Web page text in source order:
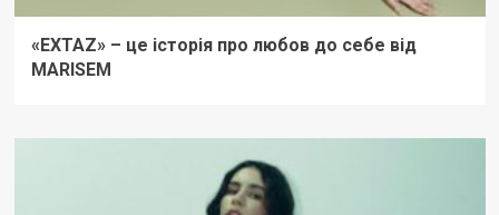
«EXTAZ» – це історія про любов до себе від
MARISEM